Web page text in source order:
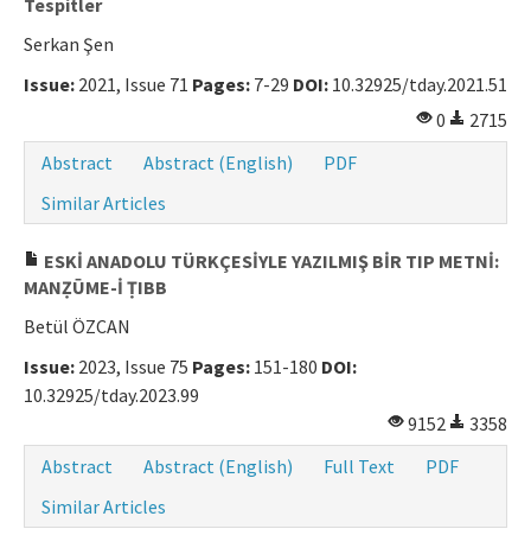
Tespitler
Serkan Şen
Issue: 2021, Issue 71 Pages: 7-29 DOI: 10.32925/tday.2021.51
0
2715
Abstract
Abstract (English)
PDF
Similar Articles
ESKİ ANADOLU TÜRKÇESİYLE YAZILMIŞ BİR TIP METNİ:
MANẒŪME-İ ṬIBB
Betül ÖZCAN
Issue: 2023, Issue 75 Pages: 151-180 DOI:
10.32925/tday.2023.99
9152
3358
Abstract
Abstract (English) Full Text
PDF
Similar Articles